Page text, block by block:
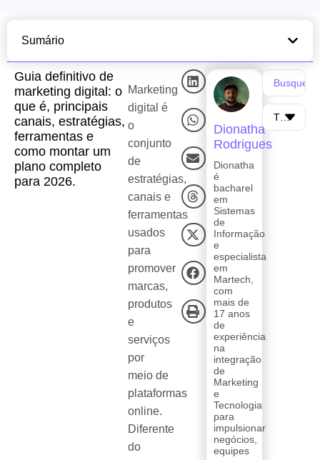
Guia definitivo de
marketing digital: o
que é, principais
canais, estratégias,
ferramentas e
como montar um
plano completo
para 2026.
Marketing
digital é
o
conjunto
de
estratégias,
canais e
ferramentas
usados
para
promover
marcas,
produtos
e
serviços
por
meio de
plataformas
online.
Diferente
do
Dionatha
Rodrigues
Dionatha
é
bacharel
em
Sistemas
de
Informação
e
especialista
em
Martech,
com
mais de
17 anos
de
experiência
na
integração
de
Marketing
e
Tecnologia
para
impulsionar
negócios,
equipes
Sumário